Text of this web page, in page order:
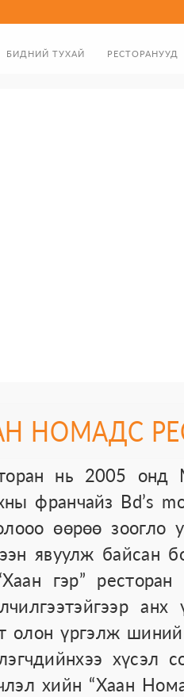
РЕСТОРАНУУД
БИДНИЙ ТУХАЙ
НОМАДС
нь 2005 онд
франчайз Bd’s
өөрөө зоогло
явуулж байсан
гэр”
олон үргэлж
хүсэл
хийн “Хаан